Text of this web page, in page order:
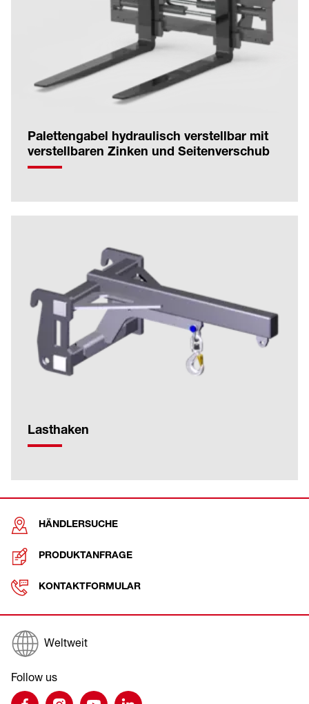
Palettengabel hydraulisch verstellbar mit
verstellbaren Zinken und Seitenverschub
Lasthaken
HÄNDLERSUCHE
PRODUKTANFRAGE
KONTAKTFORMULAR
Weltweit
Follow us